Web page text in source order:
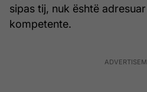
sipas tij, nuk është
kompetente.